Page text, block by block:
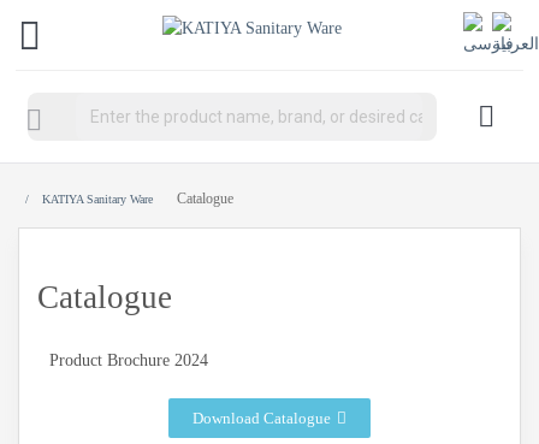
KATIYA Sanitary Ware Catalogue
Catalogue
Product Brochure 2024
Download Catalogue